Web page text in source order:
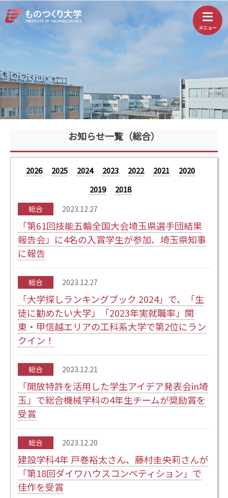
お知らせ一覧（総合）
2026 2025 2024 2023 2022 2021
2020
2019
2018
総合 2023.12.27
「第61回技能五輪全国大会埼玉県選手団結果
報告会」に4名の入賞学生が参加、埼玉県知事
に報告
総合 2023.12.27
「大学探しランキングブック 2024」で、「生
徒に勧めたい大学」「2023年実就職率」関
東・甲信越エリアの工科系大学で第2位にラン
クイン！
総合 2023.12.21
「開放特許を活用した学生アイデア発表会in埼
玉」で総合機械学科の4年生チームが奨励賞を
受賞
総合 2023.12.20
建設学科4年 戸巻裕太さん、藤村圭央莉さんが
「第18回ダイワハウスコンペティション」で
佳作を受賞